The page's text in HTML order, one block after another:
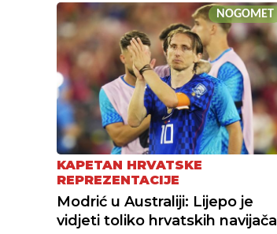
NOGOMET
KAPETAN HRVATSKE
REPREZENTACIJE
Modrić u Australiji: Lijepo je
vidjeti toliko hrvatskih navijača